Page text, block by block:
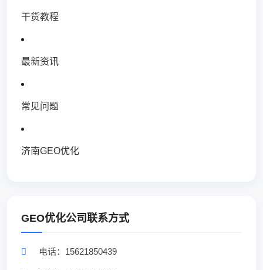
干货教程
最新资讯
常见问题
济南GEO优化
GEO优化公司联系方式
电话：15621850439